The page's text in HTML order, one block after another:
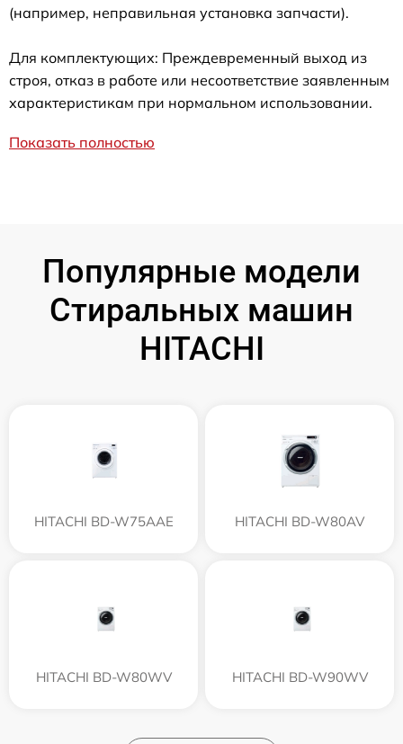
(например, неправильная установка запчасти).
Для комплектующих: Преждевременный выход из
строя, отказ в работе или несоответствие заявленным
характеристикам при нормальном использовании.
Показать полностью
Популярные модели
Стиральных машин
HITACHI
HITACHI BD-W75AAE HITACHI BD-W80AV
HITACHI BD-W80WV HITACHI BD-W90WV